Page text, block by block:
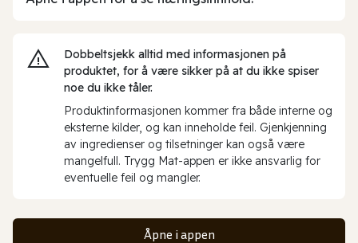
Dobbeltsjekk alltid med informasjonen på
produktet, for å være sikker på at du ikke spiser
noe du ikke tåler.
Produktinformasjonen kommer fra både interne og
eksterne kilder, og kan inneholde feil. Gjenkjenning
av ingredienser og tilsetninger kan også være
mangelfull. Trygg Mat-appen er ikke ansvarlig for
eventuelle feil og mangler.
Åpne i appen